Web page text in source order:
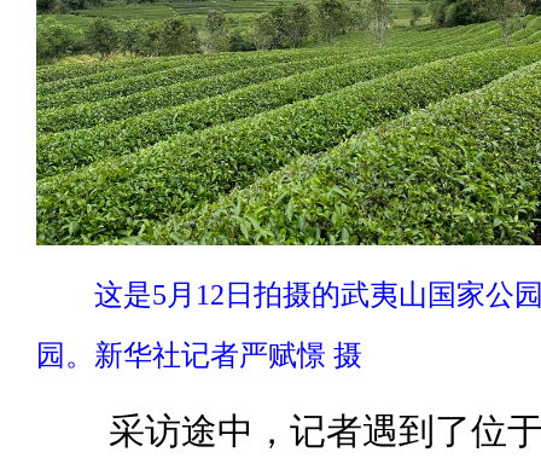
这是5月12日拍摄的武夷山国家公
园。新华社记者严赋憬 摄
采访途中，记者遇到了位于